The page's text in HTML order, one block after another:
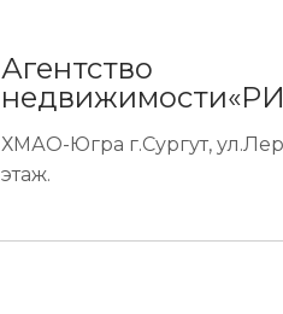
Агентство
ХМАО-Югра г.Сургут,
этаж.